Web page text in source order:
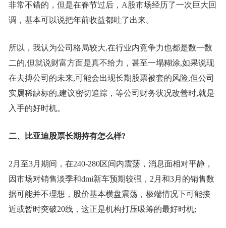
非常不错的，但是在春节过后，A股市场经历了一次巨大回
调，基本可以说把年前收益都吐了出来。
所以，我认为公司格局较大,在行业内竞争力也都是数一数
二的,但就说财富方面是真不给力，甚至一塌糊涂,如果说现
在去搏公司的未来,可能会出现长期股票被套的风险,但公司
实属稀缺标的,建议密切追踪，等公司财务状况改善时,就是
入手的好时机。
二、比亚迪股票长期持有怎么样?
2月至3月期间，在240-280区间内震荡，消息面相对平静，
因市场对销售淡季和dmi新车预期较强，2月和3月的销售数
据可能并不理想，股价基本横盘震荡，极端情况下可能接
近或暂时突破20线，这正是机构打压吸筹的最好时机;